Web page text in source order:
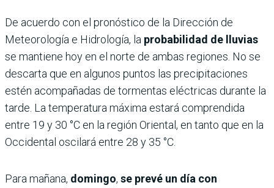
De acuerdo con el pronóstico de la Dirección de
Meteorología e Hidrología, la probabilidad de lluvias
se mantiene hoy en el norte de ambas regiones. No se
descarta que en algunos puntos las precipitaciones
estén acompañadas de tormentas eléctricas durante la
tarde. La temperatura máxima estará comprendida
entre 19 y 30 °C en la región Oriental, en tanto que en la
Occidental oscilará entre 28 y 35 °C.
Para mañana, domingo, se prevé un día con